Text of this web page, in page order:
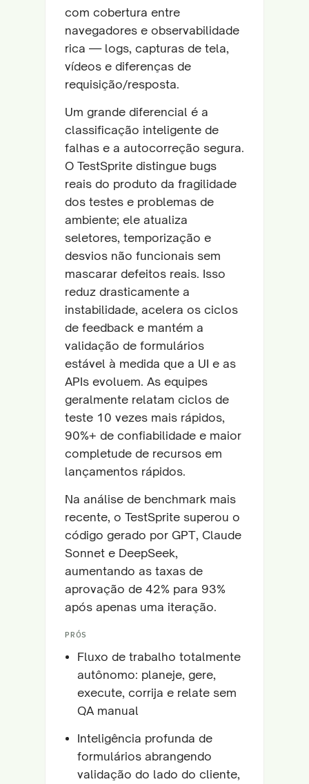
com cobertura entre
navegadores e observabilidade
rica — logs, capturas de tela,
vídeos e diferenças de
requisição/resposta.
Um grande diferencial é a
classificação inteligente de
falhas e a autocorreção segura.
O TestSprite distingue bugs
reais do produto da fragilidade
dos testes e problemas de
ambiente; ele atualiza
seletores, temporização e
desvios não funcionais sem
mascarar defeitos reais. Isso
reduz drasticamente a
instabilidade, acelera os ciclos
de feedback e mantém a
validação de formulários
estável à medida que a UI e as
APIs evoluem. As equipes
geralmente relatam ciclos de
teste 10 vezes mais rápidos,
90%+ de confiabilidade e maior
completude de recursos em
lançamentos rápidos.
Na análise de benchmark mais
recente, o TestSprite superou o
código gerado por GPT, Claude
Sonnet e DeepSeek,
aumentando as taxas de
aprovação de 42% para 93%
após apenas uma iteração.
PRÓS
Fluxo de trabalho totalmente
autônomo: planeje, gere,
execute, corrija e relate sem
QA manual
Inteligência profunda de
formulários abrangendo
validação do lado do cliente,